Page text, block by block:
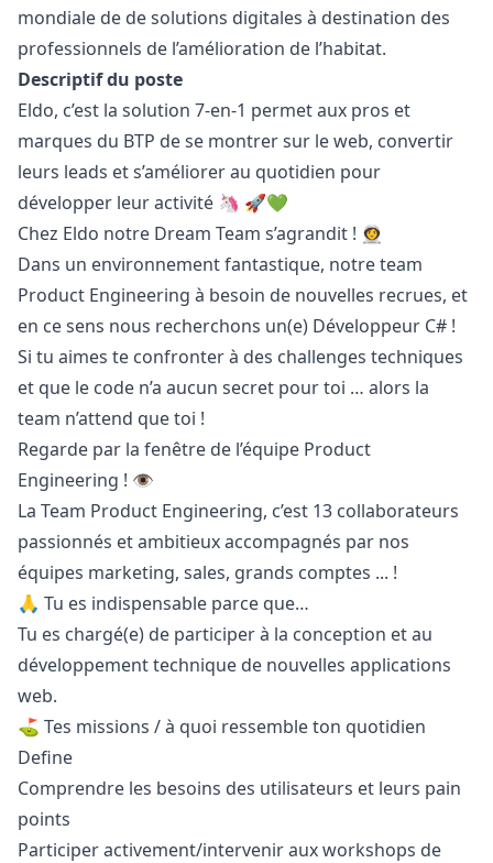
mondiale de de solutions digitales à destination des
professionnels de l’amélioration de l’habitat.
Descriptif du poste
Eldo, c’est la solution 7-en-1 permet aux pros et
marques du BTP de se montrer sur le web, convertir
leurs leads et s’améliorer au quotidien pour
développer leur activité 🦄 🚀💚
Chez Eldo notre Dream Team s’agrandit ! 👩‍🚀
Dans un environnement fantastique, notre team
Product Engineering à besoin de nouvelles recrues, et
en ce sens nous recherchons un(e) Développeur C# !
Si tu aimes te confronter à des challenges techniques
et que le code n’a aucun secret pour toi … alors la
team n’attend que toi !
Regarde par la fenêtre de l’équipe Product
Engineering ! 👁
La Team Product Engineering, c’est 13 collaborateurs
passionnés et ambitieux accompagnés par nos
équipes marketing, sales, grands comptes ... !
🙏 Tu es indispensable parce que…
Tu es chargé(e) de participer à la conception et au
développement technique de nouvelles applications
web.
⛳ Tes missions / à quoi ressemble ton quotidien
Define
Comprendre les besoins des utilisateurs et leurs pain
points
Participer activement/intervenir aux workshops de